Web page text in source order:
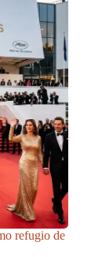
refugio de